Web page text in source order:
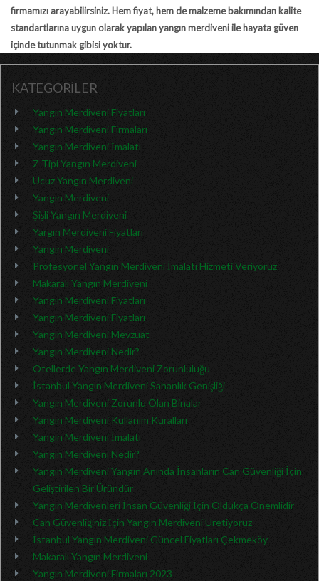
firmamızı arayabilirsiniz. Hem fiyat, hem de malzeme bakımından kalite
standartlarına uygun olarak yapılan yangın merdiveni ile hayata güven
içinde tutunmak gibisi yoktur.
KATEGORİLER
Yangın Merdiveni Fiyatları
Yangın Merdiveni Firmaları
Yangın Merdiveni İmalatı
Z Tipi Yangın Merdiveni
Ucuz Yangın Merdiveni
Yangın Merdiveni
Şişli Yangın Merdiveni
Yargın Merdiveni Fiyatları
Yangın Merdiveni
Profesyonel Yangın Merdiveni İmalatı Hizmeti Veriyoruz
Makaralı Yangın Merdiveni
Yangın Merdiveni Fiyatları
Yangın Merdiveni Fiyatları
Yangın Merdiveni Mevzuat
Yangın Merdiveni Nedir?
Otellerde Yangın Merdiveni Zorunluluğu
İstanbul Yangın Merdiveni Sahanlık Genişliği
Yangın Merdiveni Zorunlu Olan Binalar
Yangın Merdiveni Kullanım Kuralları
Yangın Merdiveni İmalatı
Yangın Merdiveni Nedir?
Yangın Merdiveni Yangın Anında İnsanların Can Güvenliği İçin
Geliştirilen Bir Üründür
Yangın Merdivenleri İnsan Güvenliği İçin Oldukça Önemlidir
Can Güvenliğiniz İçin Yangın Merdiveni Üretiyoruz
İstanbul Yangın Merdiveni Güncel Fiyatları Çekmeköy
Makaralı Yangın Merdiveni
Yangın Merdiveni Firmaları 2023